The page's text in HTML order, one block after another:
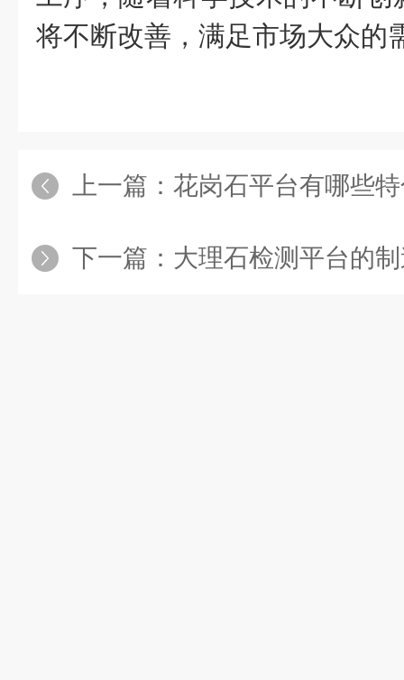
将不断改善，满足市场大众的
上一篇： 花岗石平台有哪些
下一篇： 大理石检测平台的